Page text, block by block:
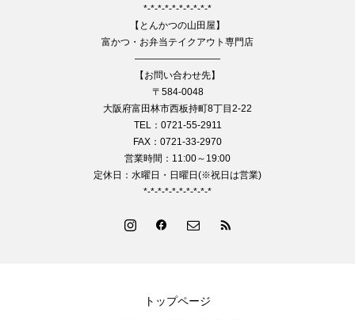
*-*-*-*-*-*-*-*-*-*
【とんかつの山田屋】
富かつ・お弁当テイクアウト専門店
—————————
【お問い合わせ先】
〒584-0048
大阪府富田林市西板持町8丁目2-22
TEL：0721-55-2911
FAX：0721-33-2970
営業時間：11:00～19:00
定休日：水曜日・日曜日(※祝日は営業)
*-*-*-*-*-*-*-*-*-*
トップページ